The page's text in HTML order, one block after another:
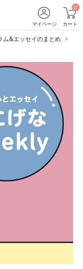
マイページ
0
カート
ム&エッセイのまとめ